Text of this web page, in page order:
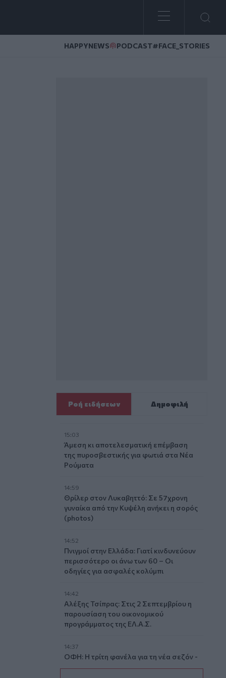
HAPPYNEWS PODCAST#FACE_STORIES
Ροή ειδήσεων Δημοφιλή
15:03
Άμεση κι αποτελεσματική επέμβαση
της πυροσβεστικής για φωτιά στα Νέα
Ρούματα
14:59
Θρίλερ στον Λυκαβηττό: Σε 57χρονη
γυναίκα από την Κυψέλη ανήκει η σορός
(photos)
14:52
Πνιγμοί στην Ελλάδα: Γιατί κινδυνεύουν
περισσότερο οι άνω των 60 – Οι
οδηγίες για ασφαλές κολύμπι
14:42
Αλέξης Τσίπρας: Στις 2 Σεπτεμβρίου η
παρουσίαση του οικονομικού
προγράμματος της ΕΛ.Α.Σ.
14:37
ΟΦΗ: Η τρίτη φανέλα για τη νέα σεζόν -
«Το πορτοκαλί που κουβαλά την